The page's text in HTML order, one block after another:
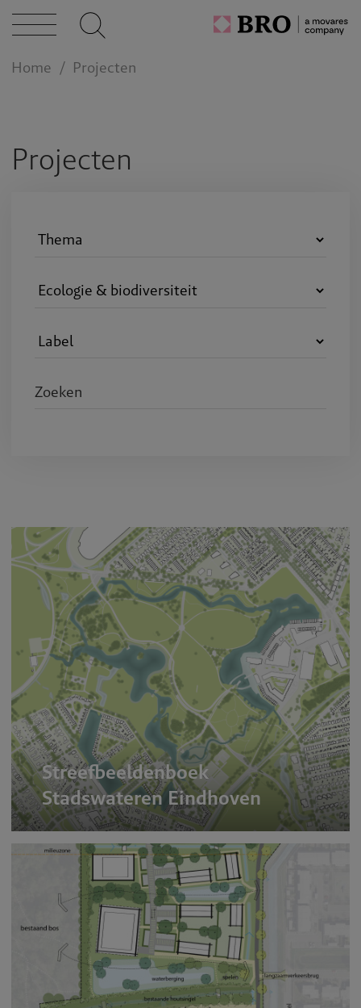
bij
Home Projecten
Projecten
Streefbeeldenboek
Stadswateren Eindhoven